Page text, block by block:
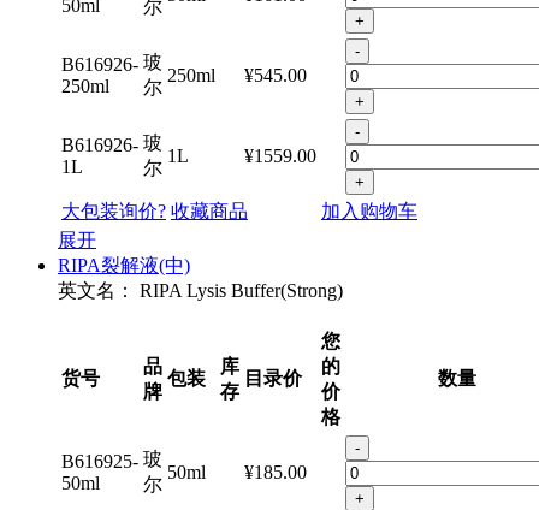
50ml
尔
+
B616926-
250ml
玻
尔
250ml ¥545.00
-
+
B616926-
1L
玻
尔
1L ¥1559.00
-
+
大包装询价? 收藏商品
加入购物车
展开
RIPA裂解液(中)
英文名：
RIPA Lysis Buffer(Strong)
货号
品
牌
包装
库
存
目录价
您
的
价
格
数量
B616925-
50ml
玻
尔
50ml ¥185.00
-
+